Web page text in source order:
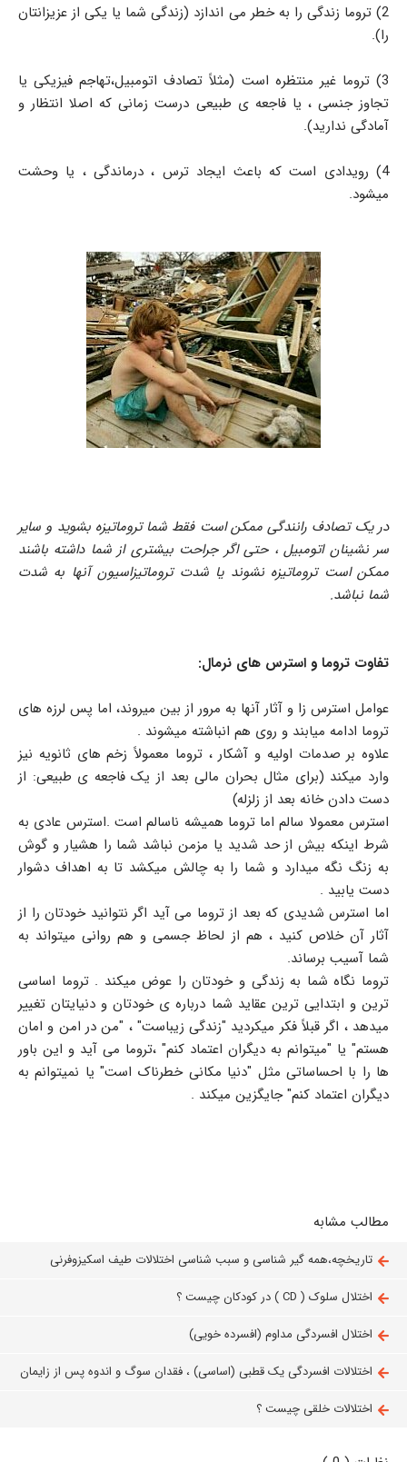
2) تروما زندگی را به خطر می اندازد (زندگی شما یا یکی از عزیزانتان
را).
3) تروما غیر منتظره است (مثلاً تصادف اتومبیل،تهاجم فیزیکی یا
تجاوز جنسی ، یا فاجعه ی طبیعی درست زمانی که اصلا انتظار و
آمادگی ندارید).
4) رویدادی است که باعث ایجاد ترس ، درماندگی ، یا وحشت
میشود.
در یک تصادف رانندگی ممکن است فقط شما تروماتیزه بشوید و سایر
سر نشینان اتومبیل ، حتی اگر جراحت بیشتری از شما داشته باشند
ممکن است تروماتیزه نشوند یا شدت تروماتیزاسیون آنها به شدت
شما نباشد.
تفاوت تروما و استرس های نرمال:
عوامل استرس زا و آثار آنها به مرور از بین میروند، اما پس لرزه های
تروما ادامه میابند و روی هم انباشته میشوند .
علاوه بر صدمات اولیه و آشکار ، تروما معمولاً زخم های ثانویه نیز
وارد میکند (برای مثال بحران مالی بعد از یک فاجعه ی طبیعی: از
دست دادن خانه بعد از زلزله)
استرس معمولا سالم اما تروما همیشه ناسالم است .استرس عادی به
شرط اینکه بیش از حد شدید یا مزمن نباشد شما را هشیار و گوش
به زنگ نگه میدارد و شما را به چالش میکشد تا به اهداف دشوار
دست یابید .
اما استرس شدیدی که بعد از تروما می آید اگر نتوانید خودتان را از
آثار آن خلاص کنید ، هم از لحاظ جسمی و هم روانی میتواند به
شما آسیب برساند.
تروما نگاه شما به زندگی و خودتان را عوض میکند . تروما اساسی
ترین و ابتدایی ترین عقاید شما درباره ی خودتان و دنیایتان تغییر
میدهد ، اگر قبلاً فکر میکردید "زندگی زیباست" ، "من در امن و امان
هستم" یا "میتوانم به دیگران اعتماد کنم" ،تروما می آید و این باور
ها را با احساساتی مثل "دنیا مکانی خطرناک است" یا نمیتوانم به
دیگران اعتماد کنم" جایگزین میکند .
مطالب مشابه
تاریخچه،همه گیر شناسی و سبب شناسی اختلالات طیف اسکیزوفرنی
اختلال سلوک ( CD ) در کودکان چیست ؟
اختلال افسردگی مداوم (افسرده خویی)
اختلالات افسردگی یک قطبی (اساسی) ، فقدان سوگ و اندوه پس از زایمان
اختلالات خلقی چیست ؟